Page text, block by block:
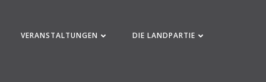
VERANSTALTUNGEN DIE LANDPARTIE